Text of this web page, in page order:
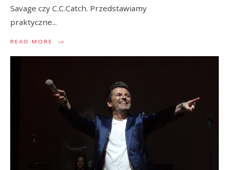
Savage czy C.C.Catch. Przedstawiamy
praktyczne...
READ MORE →